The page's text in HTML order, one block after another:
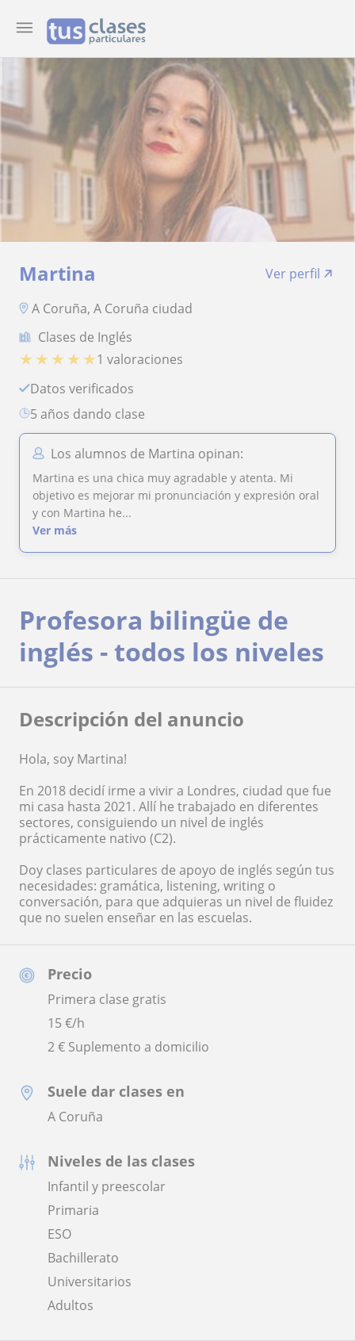
Martina
Ver perfil
A Coruña, A Coruña ciudad
Clases de Inglés
★ ★ ★ ★ ★1 valoraciones
Datos verificados
5 años dando clase
Los alumnos de Martina opinan:
Martina es una chica muy agradable y atenta. Mi
objetivo es mejorar mi pronunciación y expresión oral
y con Martina he...
Ver más
Precio
Primera clase gratis
15€/h
2 € Suplemento a domicilio
Suele dar clases en
A Coruña
Niveles de las clases
Infantil y preescolar
Primaria
ESO
Bachillerato
Universitarios
Adultos
Profesora bilingüe de
inglés - todos los niveles
Descripción del anuncio
Hola, soy Martina!
En 2018 decidí irme a vivir a Londres, ciudad que fue
mi casa hasta 2021. Allí he trabajado en diferentes
sectores, consiguiendo un nivel de inglés
prácticamente nativo (C2).
Doy clases particulares de apoyo de inglés según tus
necesidades: gramática, listening, writing o
conversación, para que adquieras un nivel de fluidez
que no suelen enseñar en las escuelas.